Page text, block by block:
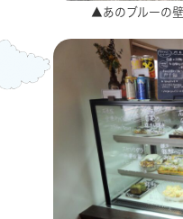
▲あのブルーの